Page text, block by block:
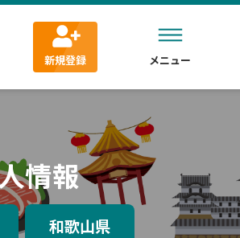
新規登録 メニュー
情報
和歌山県